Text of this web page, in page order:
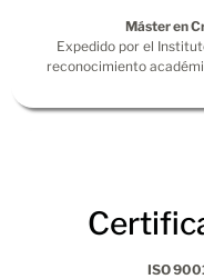
Máster en
Expedido por el
reconocimiento
ISO